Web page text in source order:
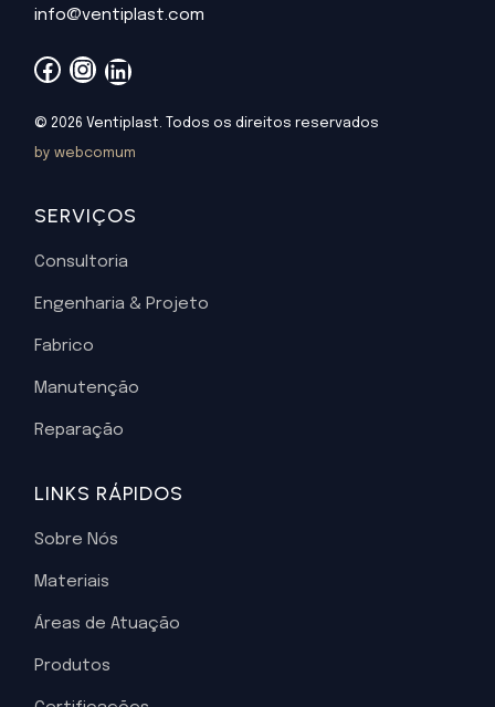
info@ventiplast.com
Facebook
Instagram
LinkedIn
© 2026 Ventiplast. Todos os direitos reservados
by webcomum
SERVIÇOS
Consultoria
Engenharia & Projeto
Fabrico
Manutenção
Reparação
LINKS RÁPIDOS
Sobre Nós
Materiais
Áreas de Atuação
Produtos